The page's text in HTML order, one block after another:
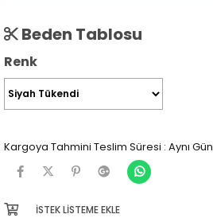
Beden Tablosu
Renk
Kargoya Tahmini Teslim Süresi : Aynı Gün
İSTEK LISTEME EKLE